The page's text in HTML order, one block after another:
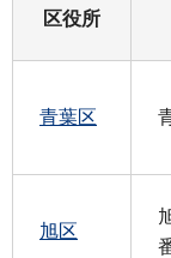
区役所
青葉区
旭区